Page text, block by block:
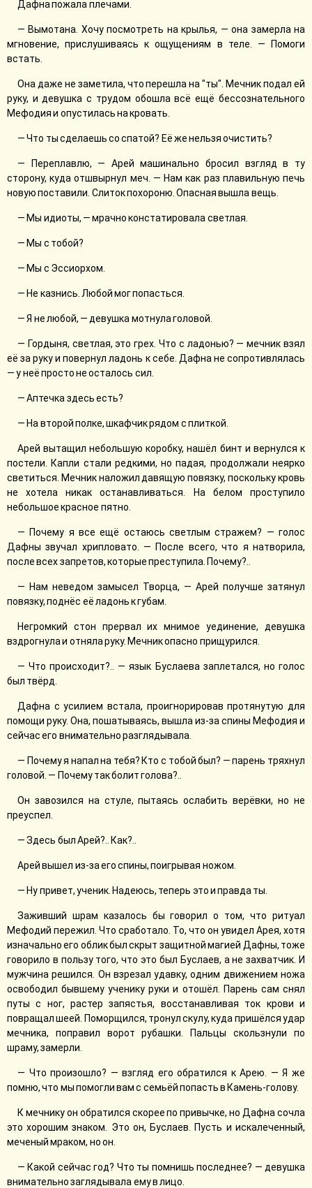
Дафна пожала плечами.
— Вымотана. Хочу посмотреть на крылья, — она замерла на
мгновение, прислушиваясь к ощущениям в теле. — Помоги
встать.
Она даже не заметила, что перешла на "ты". Мечник подал ей
руку, и девушка с трудом обошла всё ещё бессознательного
Мефодия и опустилась на кровать.
— Что ты сделаешь со спатой? Её же нельзя очистить?
— Переплавлю, — Арей машинально бросил взгляд в ту
сторону, куда отшвырнул меч. — Нам как раз плавильную печь
новую поставили. Слиток похороню. Опасная вышла вещь.
— Мы идиоты, — мрачно констатировала светлая.
— Мы с тобой?
— Мы с Эссиорхом.
— Не казнись. Любой мог попасться.
— Я не любой, — девушка мотнула головой.
— Гордыня, светлая, это грех. Что с ладонью? — мечник взял
её за руку и повернул ладонь к себе. Дафна не сопротивлялась
— у неё просто не осталось сил.
— Аптечка здесь есть?
— На второй полке, шкафчик рядом с плиткой.
Арей вытащил небольшую коробку, нашёл бинт и вернулся к
постели. Капли стали редкими, но падая, продолжали неярко
светиться. Мечник наложил давящую повязку, поскольку кровь
не хотела никак останавливаться. На белом проступило
небольшое красное пятно.
— Почему я все ещё остаюсь светлым стражем? — голос
Дафны звучал хрипловато. — После всего, что я натворила,
после всех запретов, которые преступила. Почему?..
— Нам неведом замысел Творца, — Арей получше затянул
повязку, поднёс её ладонь к губам.
Негромкий стон прервал их мнимое уединение, девушка
вздрогнула и отняла руку. Мечник опасно прищурился.
— Что происходит?.. — язык Буслаева заплетался, но голос
был твёрд.
Дафна с усилием встала, проигнорировав протянутую для
помощи руку. Она, пошатываясь, вышла из-за спины Мефодия и
сейчас его внимательно разглядывала.
— Почему я напал на тебя? Кто с тобой был? — парень тряхнул
головой. — Почему так болит голова?..
Он завозился на стуле, пытаясь ослабить верёвки, но не
преуспел.
— Здесь был Арей?.. Как?..
Арей вышел из-за его спины, поигрывая ножом.
— Ну привет, ученик. Надеюсь, теперь это и правда ты.
Заживший шрам казалось бы говорил о том, что ритуал
Мефодий пережил. Что сработало. То, что он увидел Арея, хотя
изначально его облик был скрыт защитной магией Дафны, тоже
говорило в пользу того, что это был Буслаев, а не захватчик. И
мужчина решился. Он взрезал удавку, одним движением ножа
освободил бывшему ученику руки и отошёл. Парень сам снял
путы с ног, растер запястья, восстанавливая ток крови и
повращал шеей. Поморщился, тронул скулу, куда пришёлся удар
мечника, поправил ворот рубашки. Пальцы скользнули по
шраму, замерли.
— Что произошло? — взгляд его обратился к Арею. — Я же
помню, что мы помогли вам с семьёй попасть в Камень-голову.
К мечнику он обратился скорее по привычке, но Дафна сочла
это хорошим знаком. Это он, Буслаев. Пусть и искалеченный,
меченый мраком, но он.
— Какой сейчас год? Что ты помнишь последнее? — девушка
внимательно заглядывала ему в лицо.